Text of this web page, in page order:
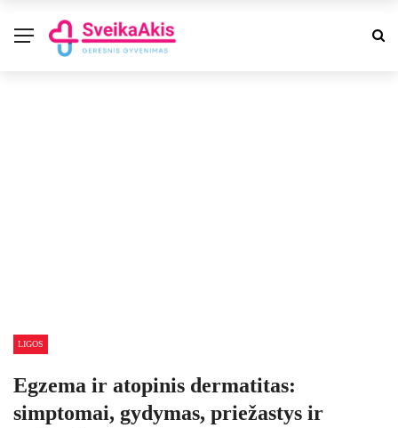
LIGOS
Egzema ir atopinis dermatitas:
simptomai, gydymas, priežastys ir